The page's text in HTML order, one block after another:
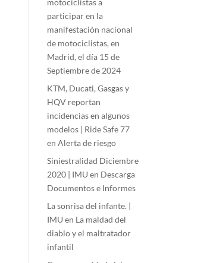
motociclistas a
participar en la
manifestación nacional
de motociclistas, en
Madrid, el día 15 de
Septiembre de 2024
KTM, Ducati, Gasgas y
HQV reportan
incidencias en algunos
modelos | Ride Safe 77
enAlerta de riesgo
Siniestralidad Diciembre
2020 | IMU en Descarga
Documentos e Informes
La sonrisa del infante. |
IMU en La maldad del
diablo y el maltratador
infantil